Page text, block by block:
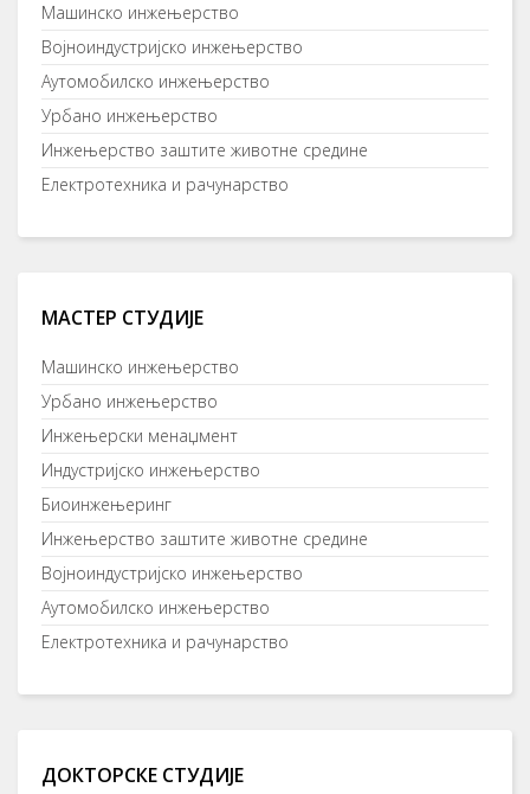
Машинско инжењерство
Војноиндустријско инжењерство
Аутомобилско инжењерство
Урбано инжењерство
Инжењерство заштите животне средине
Електротехника и рачунарство
МАСТЕР СТУДИЈЕ
Машинско инжењерство
Урбано инжењерство
Инжењерски менаџмент
Индустријско инжењерство
Биоинжењеринг
Инжењерство заштите животне средине
Војноиндустријско инжењерство
Аутомобилско инжењерство
Електротехника и рачунарство
ДОКТОРСКЕ СТУДИЈЕ